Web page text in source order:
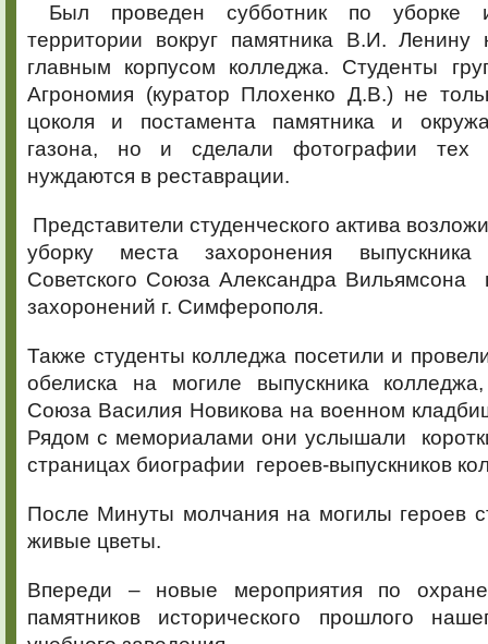
Был проведен субботник по уборке и
территории вокруг памятника В.И.
главным корпусом колледжа. Студенты
Агрономия (куратор Плохенко Д.В.) не
цоколя и постамента памятника и
газона, но и сделали фотографии тех
нуждаются в реставрации.
Представители студенческого актива
уборку места захоронения
Советского Союза Александра Вильямсона
захоронений г. Симферополя.
Также студенты колледжа посетили и
обелиска на могиле выпускника
Союза Василия Новикова на военном
Рядом с мемориалами они услышали
страницах биографии героев-выпускников
После Минуты молчания на могилы героев
живые цветы.
Впереди – новые мероприятия по
памятников исторического прошлого